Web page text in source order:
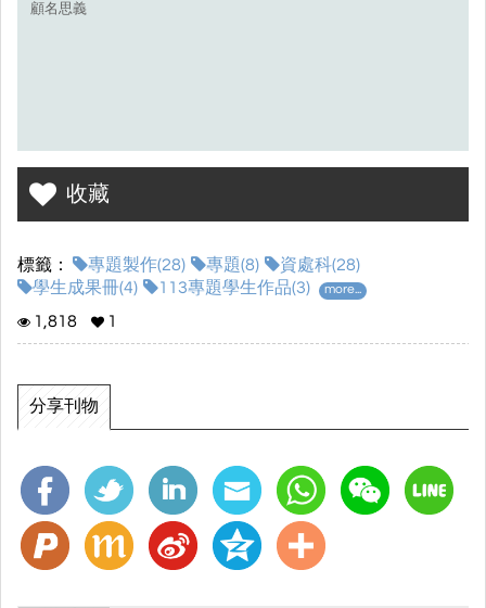
顧名思義
收藏
標籤： 專題製作(28) 專題(8)
資處科(28)
學生成果冊(4)
113專題學生作品(3) more...
1,818 1
分享刊物